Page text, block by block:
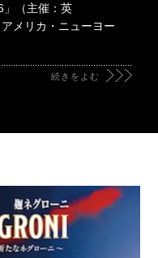
」（主催：英
メリカ・ニューヨー
続きをよむ